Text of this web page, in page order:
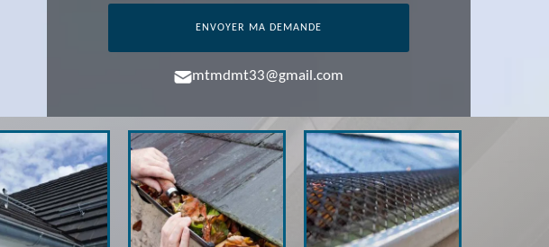
mtmdmt33@gmail.com